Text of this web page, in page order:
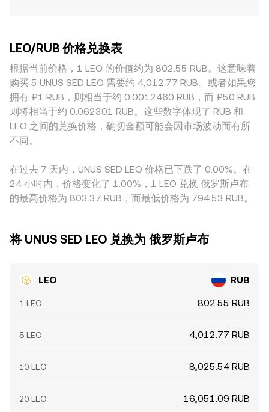
LEO/RUB 价格兑换表
根据当前价格，1 LEO 的价值约为 802.55 RUB。这意味着
购买 5 UNUS SED LEO 需要约 4,012.77 RUB。或者如果您
拥有 ₽1 RUB，则相当于约 0.0012460 RUB，而 ₽50 RUB
则将相当于约 0.062301 RUB。这些数字体现了 RUB 和
LEO 之间的兑换价格，确切金额可能会因市场波动而有所
不同。
在过去 7 天内，UNUS SED LEO 价格已下跌了 0.00%。在
24 小时内，价格变化了 1.00%，1 LEO 兑换 俄罗斯卢布
的最高价格为 803.37 RUB，而最低价格为 794.53 RUB。
将 UNUS SED LEO 兑换为 俄罗斯卢布
LEO RUB
1 LEO 802.55 RUB
5 LEO 4,012.77 RUB
10 LEO 8,025.54 RUB
20 LEO 16,051.09 RUB